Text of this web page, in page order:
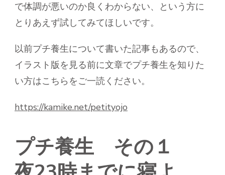
チ
養
へ
の
で体調が悪いのか良くわからない、という方に
とりあえず試してみてほしいです。
以前プチ養生について書いた記事もあるので、
イラスト版を見る前に文章でプチ養生を知りた
い方はこちらをご一読ください。
https://kamike.net/petityojo
プチ養生 その１